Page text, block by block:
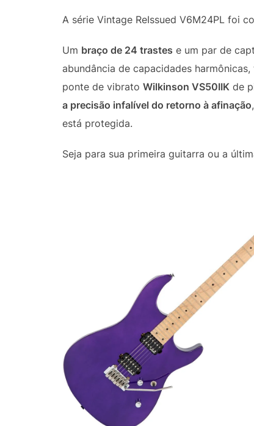
A série Vintage ReIssued V6M24PL foi
Um braço de 24 trastes e um par de
abundância de capacidades
ponte de vibrato Wilkinson VS50IIK de
a precisão infalível do retorno à afinação
está protegida.
Seja para sua primeira guitarra ou a